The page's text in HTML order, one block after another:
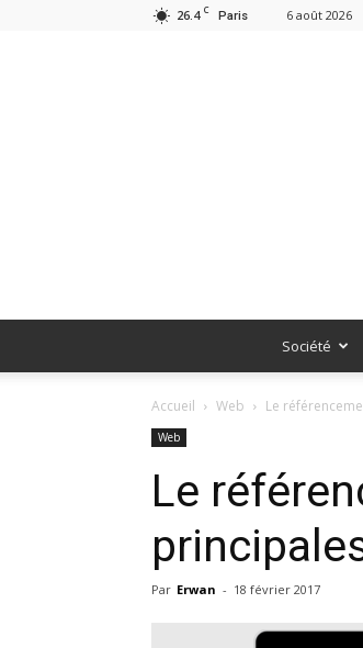
26.4 C Paris 6 août 2026
Société
Accueil Web Le
Web
Le
Par Erwan - 18 février 2017